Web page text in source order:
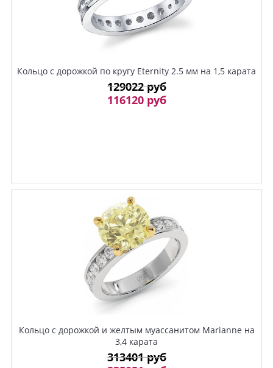
Кольцо с дорожкой по кругу Eternity 2.5 мм на 1,5 карата
129022 руб
116120 руб
Кольцо с дорожкой и желтым муассанитом Marianne на
3,4 карата
313401 руб